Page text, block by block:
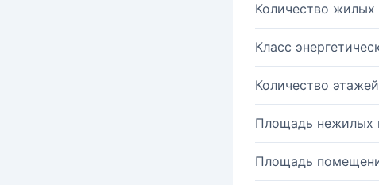
Количество
Класс
Количество
Площадь нежилых
Площадь